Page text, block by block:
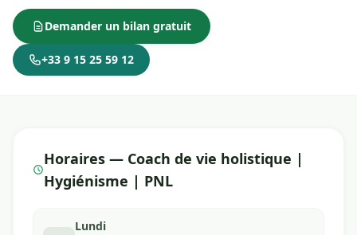
Demander un bilan gratuit
+33 9 15 25 59 12
Horaires — Coach de vie holistique |
Hygiénisme | PNL
Lundi